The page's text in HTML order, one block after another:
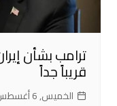
ترامب بشأن
قريباً جداً
الخميس, 6 أغسطس 2026, 23:32